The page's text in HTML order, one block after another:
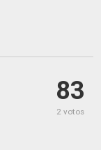
83
2 votos